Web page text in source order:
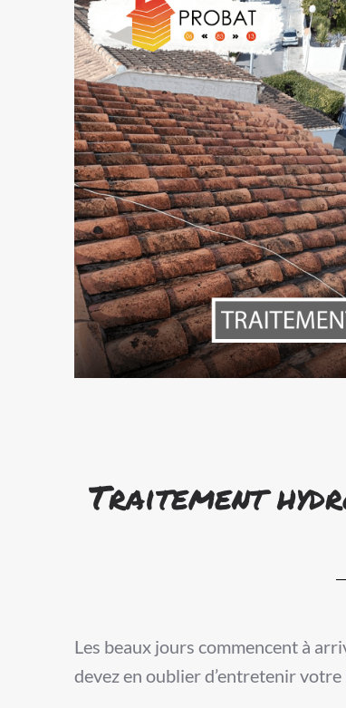
Traitement
Les beaux jours commencent à
devez en oublier d’entretenir votre